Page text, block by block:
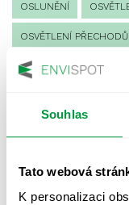
Souhlas
Tato webová
K personalizaci
OSLUNĚNÍ
OSVĚTLENÍ
OSVĚTLENÍ SPORTOVIŠŤ